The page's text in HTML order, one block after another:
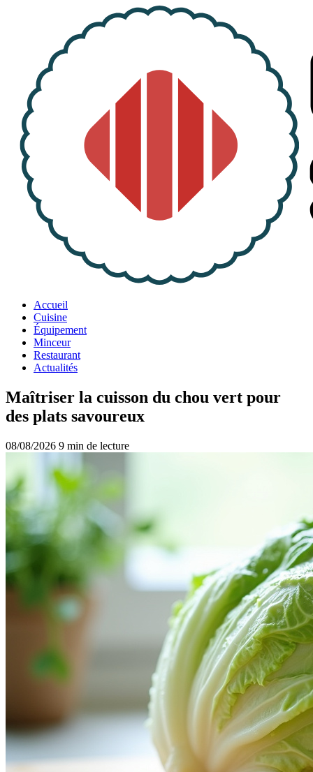
Accueil
Cuisine
Équipement
Minceur
Restaurant
Actualités
Maîtriser la cuisson du chou vert pour
des plats savoureux
08/08/2026 9 min de lecture